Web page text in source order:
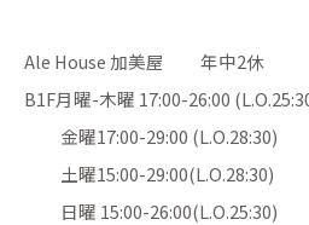
Ale House 加美屋 年中2休
B1F月曜-木曜 17:00-26:00
金曜17:00-29:00 (L.O.28:30)
土曜15:00-29:00(L.O.28:30)
日曜 15:00-26:00(L.O.25:30)